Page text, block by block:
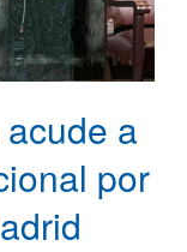
a
por